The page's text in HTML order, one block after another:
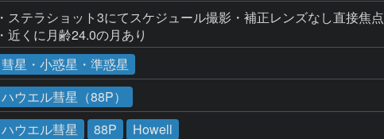
・ステラショット3にてスケジュール撮影・補正レンズなし直接焦点
・近くに月齢24.0の月あり
彗星・小惑星・準惑星
ハウエル彗星（88P）
ハウエル彗星 88P Howell